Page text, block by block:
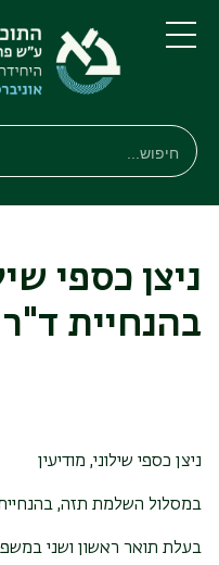
חיפוש
חיפוש
ניצן כספי
בהנחיית
ניצן כספי שילוני, מודיעין
במסלול השלמת תזה,
בעלת תואר ראשון ושני